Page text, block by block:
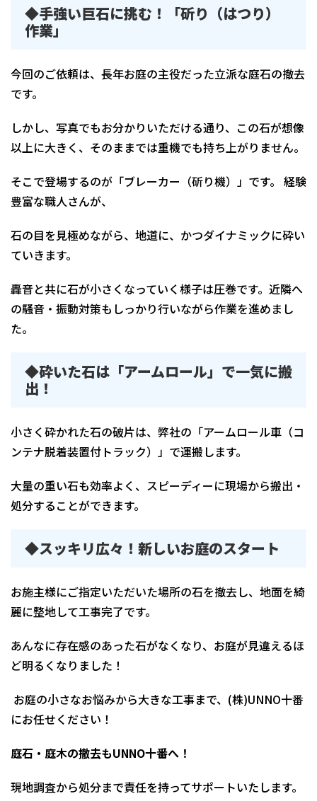
◆手強い巨石に挑む！「斫り（はつり）
作業」
今回のご依頼は、長年お庭の主役だった立派な庭石の撤去
です。
しかし、写真でもお分かりいただける通り、この石が想像
以上に大きく、そのままでは重機でも持ち上がりません。
そこで登場するのが「ブレーカー（斫り機）」です。 経験
豊富な職人さんが、
石の目を見極めながら、地道に、かつダイナミックに砕い
ていきます。
轟音と共に石が小さくなっていく様子は圧巻です。近隣へ
の騒音・振動対策もしっかり行いながら作業を進めまし
た。
◆砕いた石は「アームロール」で一気に搬
出！
小さく砕かれた石の破片は、弊社の「アームロール車（コ
ンテナ脱着装置付トラック）」で運搬します。
大量の重い石も効率よく、スピーディーに現場から搬出・
処分することができます。
◆スッキリ広々！新しいお庭のスタート
お施主様にご指定いただいた場所の石を撤去し、地面を綺
麗に整地して工事完了です。
あんなに存在感のあった石がなくなり、お庭が見違えるほ
ど明るくなりました！
お庭の小さなお悩みから大きな工事まで、(株)UNNO十番
にお任せください！
庭石・庭木の撤去もUNNO十番へ！
現地調査から処分まで責任を持ってサポートいたします。